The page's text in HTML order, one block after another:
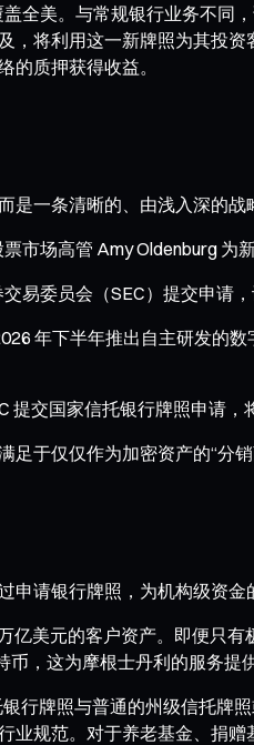
全美。与常规银行业务不同
，将利用这一新牌照为其投
的质押获得收益。
是一条清晰的、由浅入深的
市场高管 Amy Oldenburg 为
易委员会（SEC）提交申请
年下半年推出自主研发的
提交国家信托银行牌照申请，
于仅仅作为加密资产的“分
请银行牌照，为机构级资金
亿美元的客户资产。即便只
，这为摩根士丹利的服务提
行牌照与普通的州级信托牌
业规范。对于养老基金、捐